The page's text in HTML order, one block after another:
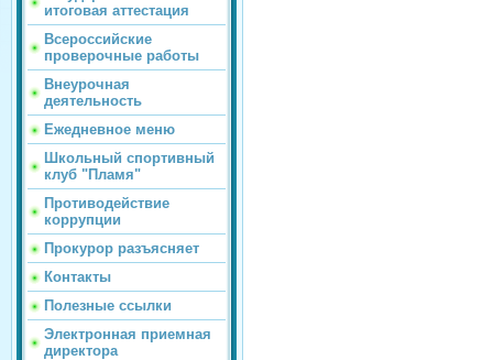
итоговая аттестация
Всероссийские
проверочные работы
Внеурочная
деятельность
Ежедневное меню
Школьный спортивный
клуб "Пламя"
Противодействие
коррупции
Прокурор разъясняет
Контакты
Полезные ссылки
Электронная приемная
директора